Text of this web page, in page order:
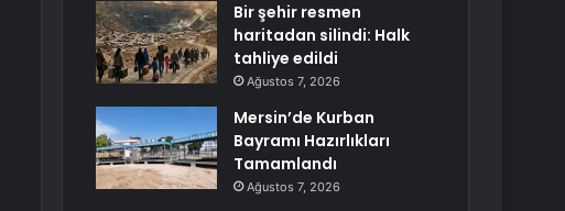
Bir şehir resmen
haritadan silindi: Halk
tahliye edildi
Ağustos 7, 2026
Mersin’de Kurban
Bayramı Hazırlıkları
Tamamlandı
Ağustos 7, 2026